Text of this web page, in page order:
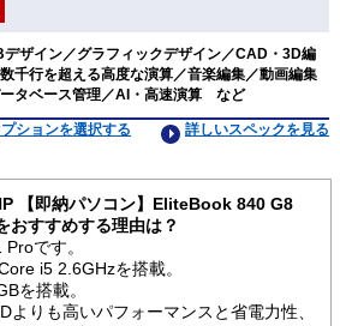
デザイン／グラフィックデザイン／CAD・3D編
千行を超える高度な演算／音楽編集／動画編集
ータベース管理／AI・高速演算 など
詳しいスペックを見る
ションを選択する
【即納パソコン】EliteBook 840 G8
すすめする理由は？
です。
i5 2.6GHzを搭載。
を搭載。
よりも高いパフォーマンスと省電力性、